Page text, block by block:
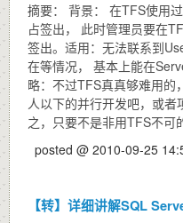
摘要： 背景： 在TFS使用
占签出， 此时管理员要在
签出。适用：无法联系到
在等情况， 基本上能在
略：不过TFS真真够难用的
人以下的并行开发吧，或
之，只要不是非用TFS不可
posted @ 2010-09-25
【转】详细讲解SQL